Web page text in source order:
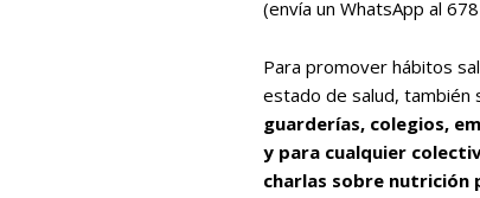
(envía un WhatsApp al
Para promover hábitos
estado de salud, también
guarderías, colegios,
y para cualquier
charlas sobre nutrición